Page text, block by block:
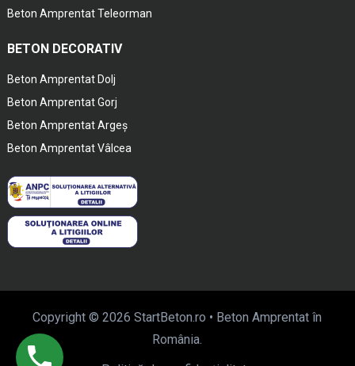
Beton Amprentat Teleorman
BETON DECORATIV
Beton Amprentat Dolj
Beton Amprentat Gorj
Beton Amprentat Argeș
Beton Amprentat Vâlcea
Copyright © 2026StartBeton.ro • Beton Amprentat în
România.